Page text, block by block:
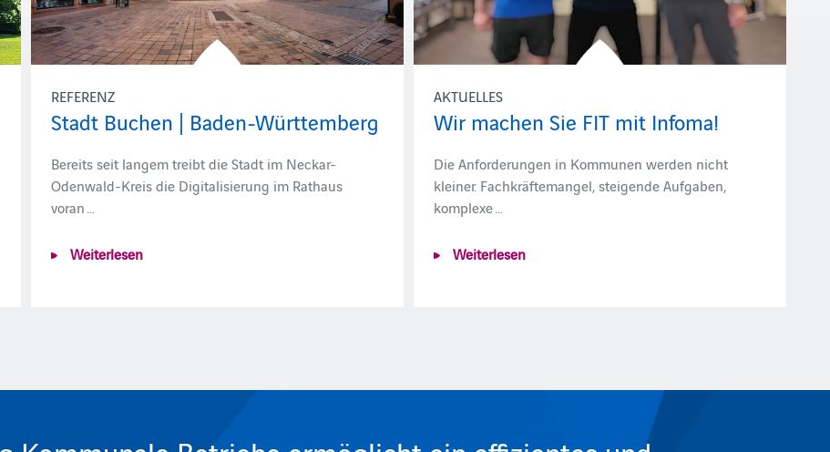
REFERENZ
Stadt Buchen | Baden-Württemberg
Bereits seit langem treibt die Stadt im Neckar-
Odenwald-Kreis die Digitalisierung im Rathaus
voran …
Weiterlesen
AKTUELLES
Wir machen Sie FIT mit Infoma!
Die Anforderungen in Kommunen werden nicht
kleiner. Fachkräftemangel, steigende Aufgaben,
komplexe …
Weiterlesen